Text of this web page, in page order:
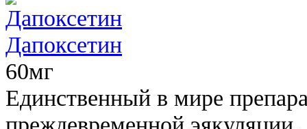
Дапоксетин
60мг
Единственный в мире